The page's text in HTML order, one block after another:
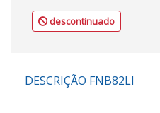
descontinuado
DESCRIÇÃO FNB82LI